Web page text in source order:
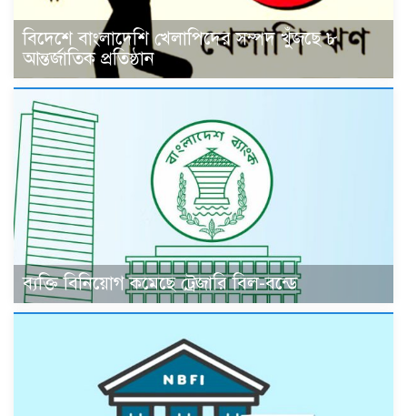
বিদেশে বাংলাদেশি খেলাপিদের সম্পদ খুঁজছে ৮
আন্তর্জাতিক প্রতিষ্ঠান
ব্যক্তি বিনিয়োগ কমেছে ট্রেজারি বিল-বন্ডে